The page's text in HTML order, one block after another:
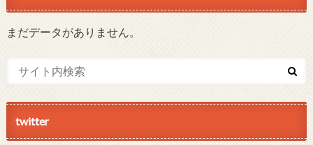
まだデータがありません。
twitter